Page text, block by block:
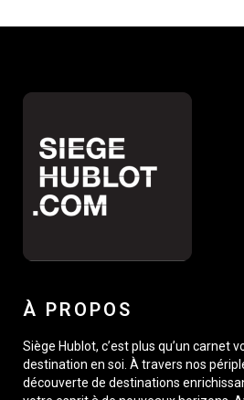
À PROPOS
Siège Hublot, c’est plus qu’un carnet
destination en soi. À travers nos
découverte de destinations